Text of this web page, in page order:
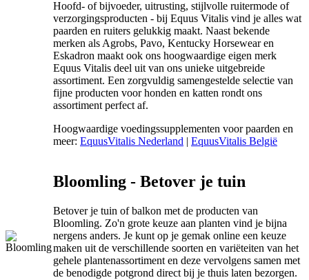
Hoofd- of bijvoeder, uitrusting, stijlvolle ruitermode of
verzorgingsproducten - bij Equus Vitalis vind je alles wat
paarden en ruiters gelukkig maakt. Naast bekende
merken als Agrobs, Pavo, Kentucky Horsewear en
Eskadron maakt ook ons hoogwaardige eigen merk
Equus Vitalis deel uit van ons unieke uitgebreide
assortiment. Een zorgvuldig samengestelde selectie van
fijne producten voor honden en katten rondt ons
assortiment perfect af.
Hoogwaardige voedingssupplementen voor paarden en
meer: EquusVitalis Nederland | EquusVitalis België
Bloomling - Betover je tuin
Betover je tuin of balkon met de producten van
Bloomling. Zo'n grote keuze aan planten vind je bijna
nergens anders. Je kunt op je gemak online een keuze
maken uit de verschillende soorten en variëteiten van het
gehele plantenassortiment en deze vervolgens samen met
de benodigde potgrond direct bij je thuis laten bezorgen.